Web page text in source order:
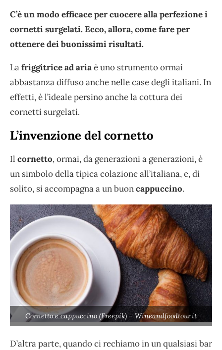
C’è un modo efficace per cuocere alla perfezione i
cornetti surgelati. Ecco, allora, come fare per
ottenere dei buonissimi risultati.
Lafriggitrice ad ariaè uno strumento ormai
abbastanza diffuso anche nelle case degli italiani. In
effetti, è l’ideale persino anche la cottura dei
cornetti surgelati.
L’invenzione del cornetto
Il cornetto, ormai, da generazioni a generazioni, è
un simbolo della tipica colazione all’italiana, e, di
solito, si accompagna a un buoncappuccino.
Cornetto e cappuccino (Freepik) – Wineandfoodtour.it
D’altra parte, quando ci rechiamo in un qualsiasi bar